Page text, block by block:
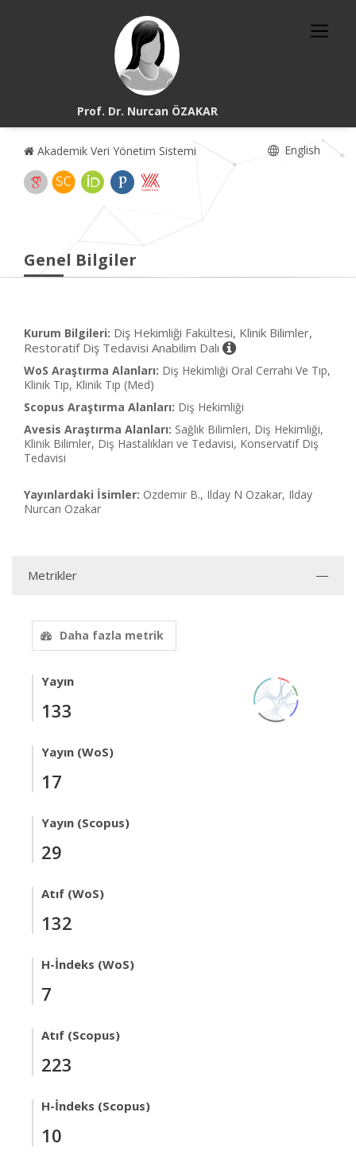
Prof. Dr. Nurcan ÖZAKAR
Akademik Veri Yönetim Sistemi English
Genel Bilgiler
Kurum Bilgileri: Diş Hekimliği Fakültesi, Klinik Bilimler,
Restoratif Diş Tedavisi Anabilim Dalı
WoS Araştırma Alanları: Diş Hekimliği Oral Cerrahi Ve Tıp,
Klinik Tıp, Klinik Tıp (Med)
Scopus Araştırma Alanları: Diş Hekimliği
Avesis Araştırma Alanları: Sağlık Bilimleri, Diş Hekimliği,
Klinik Bilimler, Diş Hastalıkları ve Tedavisi, Konservatif Diş
Tedavisi
Yayınlardaki İsimler: Ozdemir B., Ilday N Ozakar, Ilday
Nurcan Ozakar
Metrikler
Daha fazla metrik
Yayın
133
Yayın (WoS)
17
Yayın (Scopus)
29
Atıf (WoS)
132
H-İndeks (WoS)
7
Atıf (Scopus)
223
H-İndeks (Scopus)
10